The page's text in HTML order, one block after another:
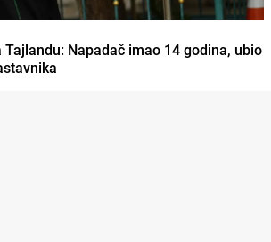
Tajlandu: Napadač imao 14 godina, ubio